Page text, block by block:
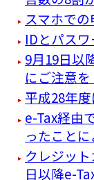
スマホで
IDとパス
9月19日以
にご注意
平成28年
e-Tax経由
ったこと
クレジッ
日以降e-